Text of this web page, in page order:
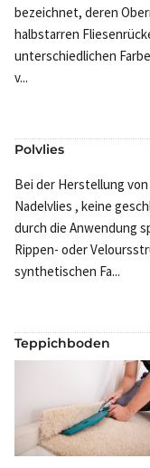
bezeichnet, deren
halbstarren
unterschiedlichen
v...
Polvlies
Bei der Herstellung
Nadelvlies , keine
durch die Anwendung
Rippen- oder
synthetischen Fa...
Teppichboden